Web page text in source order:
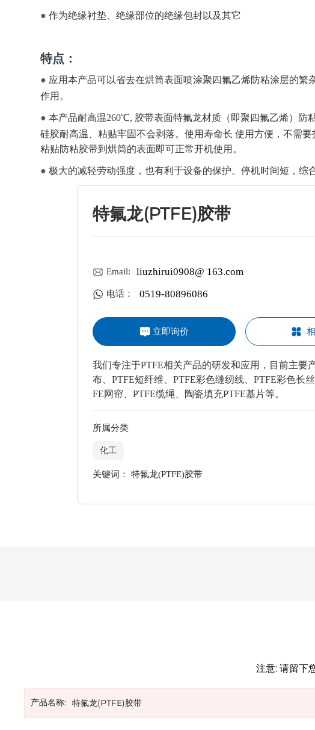
● 作为绝缘衬垫、绝缘部位的绝缘包封以及其它
特点：
● 应用本产品可以省去在烘筒表面喷涂聚四氟乙烯防粘涂层的繁
作用。
● 本产品耐高温260℃, 胶带表面特氟龙材质（即聚四氟乙烯）防
硅胶耐高温、粘贴牢固不会剥落。使用寿命长 使用方便，不需
粘贴防粘胶带到烘筒的表面即可正常开机使用。
● 极大的减轻劳动强度，也有利于设备的保护。停机时间短，综
特氟龙(PTFE)胶带
Email: liuzhirui0908@ 163.com
电话： 0519-80896086
立即询价
我们专注于PTFE相关产品的研发和应用，目前主要
布、PTFE短纤维、PTFE彩色缝纫线、PTFE彩色长
FE网帘、PTFE缆绳、陶瓷填充PTFE基片等。
所属分类
化工
关键词： 特氟龙(PTFE)胶带
注意: 请留下
产品名称: 特氟龙(PTFE)胶带